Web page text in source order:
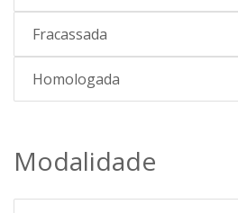
Fracassada
Homologada
Modalidade